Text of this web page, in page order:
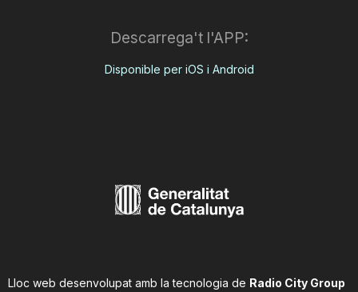
Descarrega't l'APP:
Disponible per iOS i Android
Lloc web desenvolupat amb la tecnologia de Radio City Group